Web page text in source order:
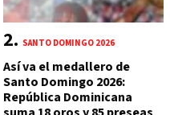
SANTO DOMINGO 2026
Así va el medallero de
Santo Domingo 2026:
República Dominicana